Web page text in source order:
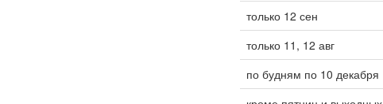
только 12 сен
только 11, 12 авг
по будням по 10 декабря